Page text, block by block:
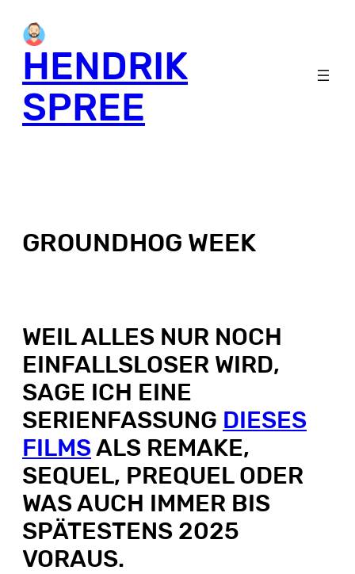
HENDRIK
SPREE
GROUNDHOG WEEK
WEIL ALLES NUR NOCH
EINFALLSLOSER WIRD,
SAGE ICH EINE
SERIENFASSUNG DIESES
FILMSALS REMAKE,
SEQUEL, PREQUEL ODER
WAS AUCH IMMER BIS
SPÄTESTENS 2025
VORAUS.